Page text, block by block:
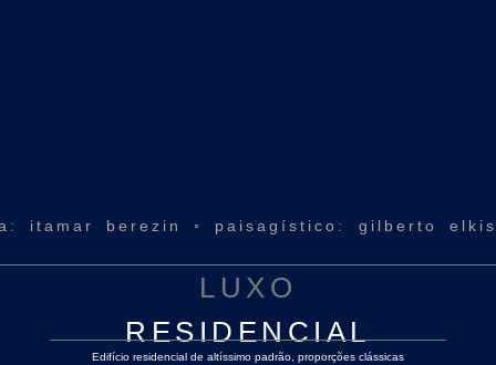
itamar berezin ◦ paisagístico: gilberto
LUXO
RESIDENCIAL
Edifício residencial de altíssimo padrão, proporções clássicas